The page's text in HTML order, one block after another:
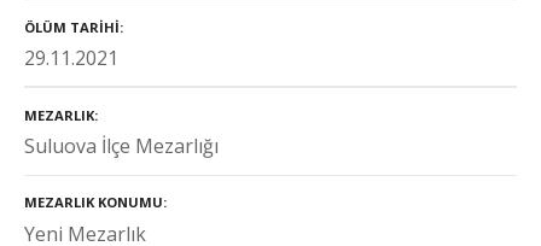
ÖLÜM TARIHI
29.11.2021
MEZARLIK
Suluova İlçe Mezarlığı
MEZARLIK KONUMU
Yeni Mezarlık